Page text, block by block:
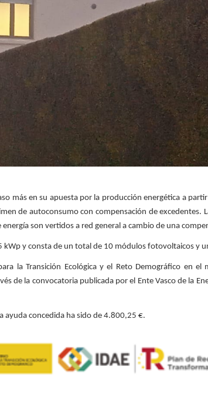
más en su apuesta por la producción energética a
de autoconsumo con compensación de excedentes.
son vertidos a red general a cambio de una
y consta de un total de 10 módulos fotovoltaicos y
la Transición Ecológica y el Reto Demográfico en
de la convocatoria publicada por el Ente Vasco de la
ayuda concedida ha sido de 4.800,25 €.